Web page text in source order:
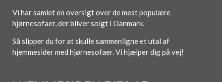
Vi har samlet en oversigt over de mest populære
hjørnesofaer, der bliver solgt i Danmark.
Så slipper du for at skulle sammenligne et utal af
hjemmesider med hjørnesofaer. Vi hjælper dig på vej!